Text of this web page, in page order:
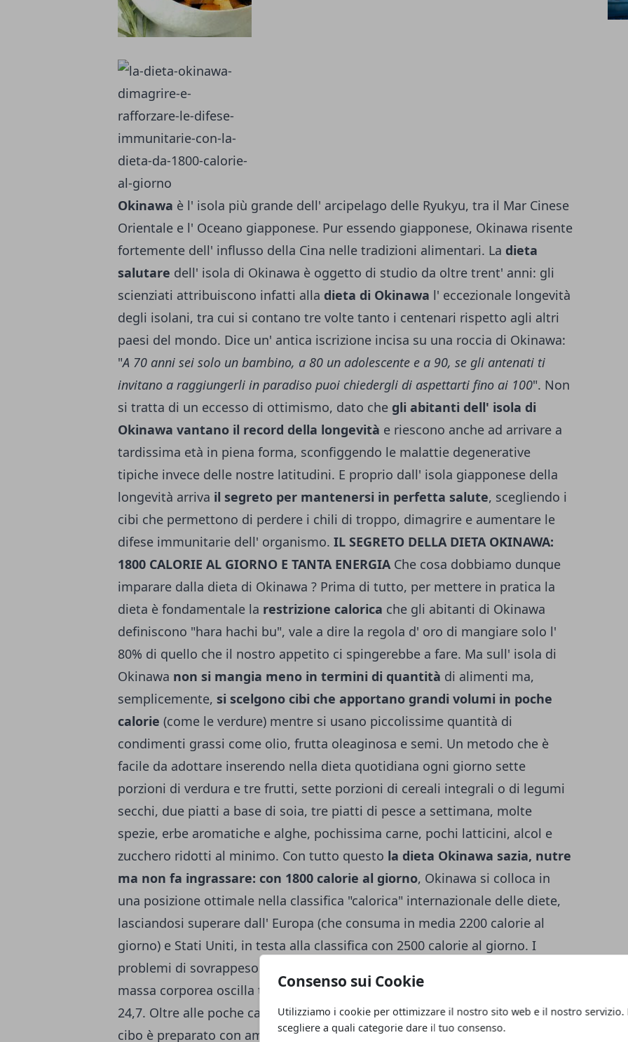
Consenso sui Cookie
Utilizziamo i cookie per ottimizzare il nostro sito web e il nostro servizio.
scegliere a quali categorie dare il tuo consenso.
Okinawa è l' isola più grande dell' arcipelago delle Ryukyu, tra il Mar Cinese
Orientale e l' Oceano giapponese. Pur essendo giapponese, Okinawa risente
fortemente dell' influsso della Cina nelle tradizioni alimentari. La dieta
salutare dell' isola di Okinawa è oggetto di studio da oltre trent' anni: gli
scienziati attribuiscono infatti alla dieta di Okinawa l' eccezionale longevità
degli isolani, tra cui si contano tre volte tanto i centenari rispetto agli altri
paesi del mondo. Dice un' antica iscrizione incisa su una roccia di Okinawa:
"A 70 anni sei solo un bambino, a 80 un adolescente e a 90, se gli antenati ti
invitano a raggiungerli in paradiso puoi chiedergli di aspettarti fino ai 100". Non
si tratta di un eccesso di ottimismo, dato che gli abitanti dell' isola di
Okinawa vantano il record della longevità e riescono anche ad arrivare a
tardissima età in piena forma, sconfiggendo le malattie degenerative
tipiche invece delle nostre latitudini. E proprio dall' isola giapponese della
longevità arriva il segreto per mantenersi in perfetta salute, scegliendo i
cibi che permettono di perdere i chili di troppo, dimagrire e aumentare le
difese immunitarie dell' organismo. IL SEGRETO DELLA DIETA OKINAWA:
1800 CALORIE AL GIORNO E TANTA ENERGIAChe cosa dobbiamo dunque
imparare dalla dieta di Okinawa ? Prima di tutto, per mettere in pratica la
dieta è fondamentale la restrizione calorica che gli abitanti di Okinawa
definiscono "hara hachi bu", vale a dire la regola d' oro di mangiare solo l'
80% di quello che il nostro appetito ci spingerebbe a fare. Ma sull' isola di
Okinawa non si mangia meno in termini di quantità di alimenti ma,
semplicemente, si scelgono cibi che apportano grandi volumi in poche
calorie (come le verdure) mentre si usano piccolissime quantità di
condimenti grassi come olio, frutta oleaginosa e semi. Un metodo che è
facile da adottare inserendo nella dieta quotidiana ogni giorno sette
porzioni di verdura e tre frutti, sette porzioni di cereali integrali o di legumi
secchi, due piatti a base di soia, tre piatti di pesce a settimana, molte
spezie, erbe aromatiche e alghe, pochissima carne, pochi latticini, alcol e
zucchero ridotti al minimo. Con tutto questo la dieta Okinawa sazia, nutre
ma non fa ingrassare: con 1800 calorie al giorno, Okinawa si colloca in
una posizione ottimale nella classifica "calorica" internazionale delle diete,
lasciandosi superare dall' Europa (che consuma in media 2200 calorie al
giorno) e Stati Uniti, in testa alla classifica con 2500 calorie al giorno. I
problemi di sovrappeso sono quindi sconosciuti ad Okinawa: l' indice di
massa corporea oscilla tra 18 e 22, mentre nei paesi europei è in media
24,7. Oltre alle poche calorie giornaliere della dieta di Okinawa, sull' isola il
cibo è preparato con amore e i piatti pronti e cucinati in fretta sono banditi